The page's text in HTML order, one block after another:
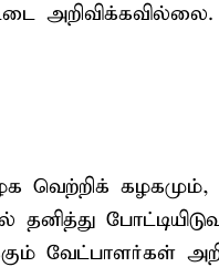
அறிவிக்கவில்லை.
வெற்றிக்
தனித்து
வேட்பாளர்கள்